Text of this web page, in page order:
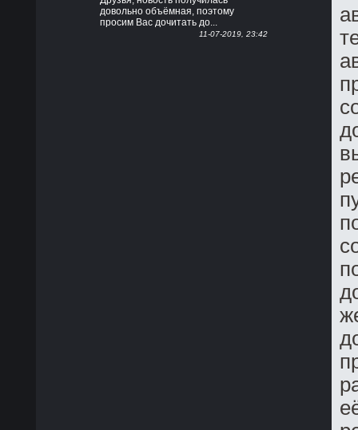
довольно объёмная, поэтому
просим Вас дочитать до...
11-07-2019, 23:42